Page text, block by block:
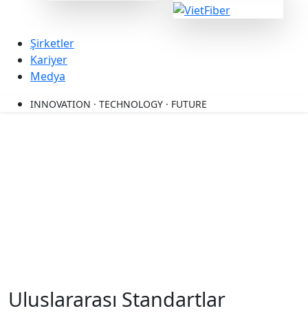
içintıklayınız.
Şirketler
Kariyer
Medya
INNOVATION · TECHNOLOGY · FUTURE
Uluslararası Standartlar